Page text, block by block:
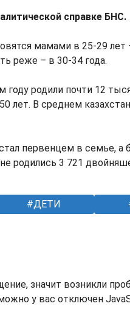
справке БНС.
мамами в 25-29
реже – в 30-34 года.
родили почти 12
лет. В среднем
первенцем в семье, а
родились 3 721
ДЕТИ
значит возникли
у вас отключен